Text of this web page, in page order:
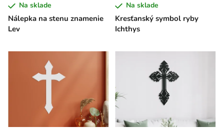
Nálepka na stenu znamenie
Lev
Na sklade
Kresťanský symbol ryby
Ichthys
Na sklade